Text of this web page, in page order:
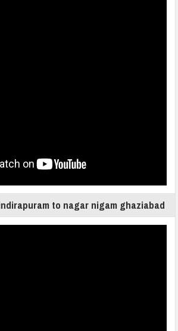
to nagar nigam ghaziabad